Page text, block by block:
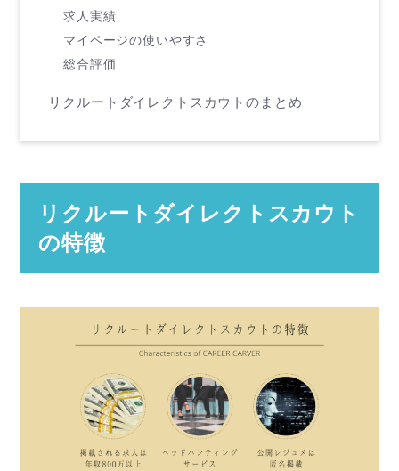
求人実績
マイページの使いやすさ
総合評価
リクルートダイレクトスカウトのまとめ
リクルートダイレクトスカウト
の特徴